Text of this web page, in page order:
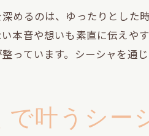
語ら
めるのは、ゆったりとした
本音や想いも素直に伝えや
っています。シーシャを通
で叶うシー